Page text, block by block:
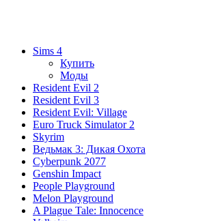
Sims 4
Купить
Моды
Resident Evil 2
Resident Evil 3
Resident Evil: Village
Euro Truck Simulator 2
Skyrim
Ведьмак 3: Дикая Охота
Cyberpunk 2077
Genshin Impact
People Playground
Melon Playground
A Plague Tale: Innocence